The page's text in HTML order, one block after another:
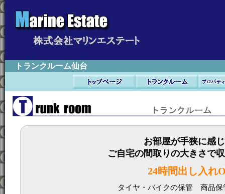
トランクルーム仙台
お部屋が手狭に感
ご自宅の間取りの大きさで
24時間出し入れ
タイヤ・バイクの保管 商品